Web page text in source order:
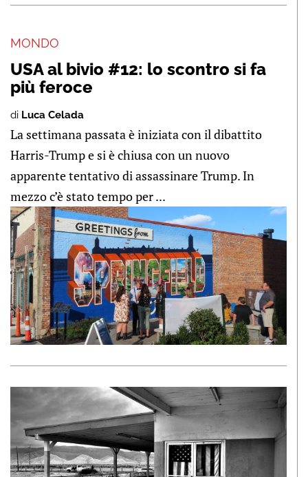
MONDO
USA al bivio #12: lo scontro si fa
più feroce
di Luca Celada
La settimana passata è iniziata con il dibattito
Harris-Trump e si è chiusa con un nuovo
apparente tentativo di assassinare Trump. In
mezzo c’è stato tempo per ...